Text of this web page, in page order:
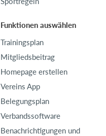
Funktionen auswählen
Trainingsplan
Mitgliedsbeitrag
Homepage erstellen
Vereins App
Belegungsplan
Verbandssoftware
Benachrichtigungen und